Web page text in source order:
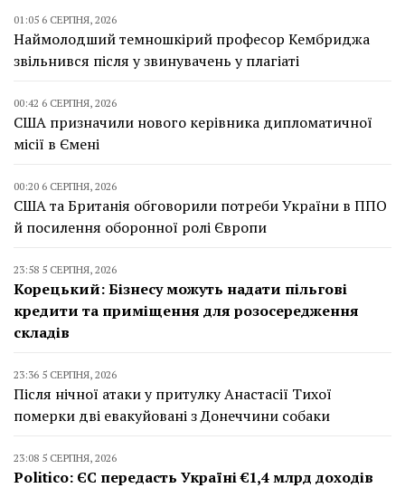
01:05 6 СЕРПНЯ, 2026
Наймолодший темношкірий професор Кембриджа
звільнився після у звинувачень у плагіаті
00:42 6 СЕРПНЯ, 2026
США призначили нового керівника дипломатичної
місії в Ємені
00:20 6 СЕРПНЯ, 2026
США та Британія обговорили потреби України в ППО
й посилення оборонної ролі Європи
23:58 5 СЕРПНЯ, 2026
Корецький: Бізнесу можуть надати пільгові
кредити та приміщення для розосередження
складів
23:36 5 СЕРПНЯ, 2026
Після нічної атаки у притулку Анастасії Тихої
померки дві евакуйовані з Донеччини собаки
23:08 5 СЕРПНЯ, 2026
Politico: ЄС передасть Україні €1,4 млрд доходів